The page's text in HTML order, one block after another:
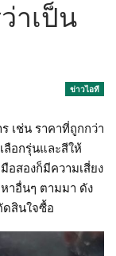
าเป็น
ข่าวไอที
เช่น ราคาที่ถูกกว่า
ลือกรุ่นและสีให้
อสองก็มีความเสี่ยง
าอื่นๆ ตามมา ดัง
ดสินใจซื้อ